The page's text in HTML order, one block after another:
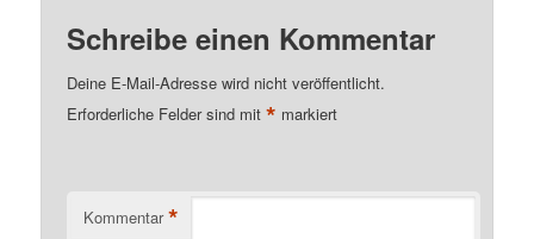
Schreibe einen Kommentar
Deine E-Mail-Adresse wird nicht veröffentlicht.
Erforderliche Felder sind mit* markiert
Kommentar *